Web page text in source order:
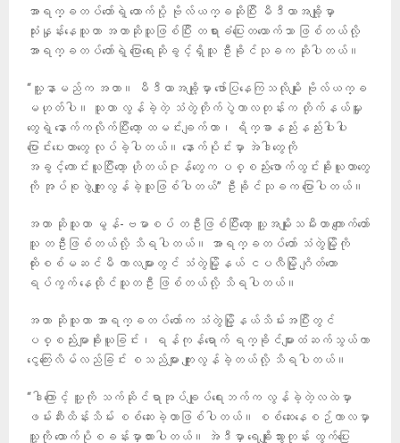
အာရက္ခတပ်တော်ရဲ့ ထောက်ပို့ ဗိုလ်ယက္ခဆိုပြီး မီဒီယာအချို့မှာ
သုံးနှုန်းနေသူဟာ အတာဆိုသူဖြစ်ပြီး တရားခံပြေးတယောက်သာ ဖြစ်တယ်လို့
အာရက္ခတပ်တော်ရဲ့ ပြောရေးဆိုခွင့်ရှိသူ ဦးခိုင်သုခက ဆိုပါတယ်။
“သူ့နာမည်က အတာ။ မီဒီယာအချို့မှာ ဖော်ပြနေကြသလိုမျိုး ဗိုလ်ယက္ခ
မဟုတ်ပါ။ သူဟာ လွန်ခဲ့တဲ့ သံတွဲတိုက်ပွဲကာလတုန်းက တိုက်နယ်မှူး
တွေရဲ့ နောက်ကလိုက်ပြီးတော့ ထမင်းချက်တာ၊ ရိက္ခာနည်းနည်းပါးပါး
ပြောင်းပေးတာတွေ လုပ်ခဲ့ပါတယ်။ နောက်ပိုင်းမှာ အဲဒါတွေကို
အခွင့်ကောင်းယူပြီးတော့ ဟိုတယ်ဇုန်တွေက ပစ္စည်းဖောက်ထွင်းခိုးယူတာတွေ
ကို အုပ်စုဖွဲကျူးလွန်ခဲ့သူဖြစ်ပါတယ်” ဦးခိုင်သုခက ပြောပါတယ်။
အတာ ဆိုသူဟာ မွန်-ဗမာစပ် တဦးဖြစ်ပြီးတော့ သူ့အမျိုးသမီးဟာ ကျောက်တော်
သူ တဦးဖြစ်တယ်လို့ သိရပါတယ်။ အာရက္ခတပ်တော် သံတွဲမြို့ကို
ထိုးစစ်မဆင်မီ ကာလများတွင် သံတွဲမြို့နယ် ငပလီမြို့ ဂျိတ်တော
ရပ်ကွက် နေထိုင်သူတဦး ဖြစ်တယ်လို့ သိရပါတယ်။
အတာ ဆိုသူဟာ အာရက္ခတပ်တော်က သံတွဲမြို့နယ်သိမ်းအပြီးတွင်
ပစ္စည်းမျာခိုးယူခြင်း၊ ရန်ကုန်ရောက် ရက္ခိုင်များထံဆက်သွယ်ကာ
ငွေကြေးလိမ်လည်ခြင်း စသည်များ ကျူးလွန်ခဲ့တယ်လို့ သိရပါတယ်။
“ဒါကြောင့် သူ့ကို သက်ဆိုင်ရာအုပ်ချုပ်ရေးဘက်က လွန်ခဲ့တဲ့လထဲမှာ
ဖမ်းဆီးထိန်းသိမ်း စစ်ဆေးခဲ့တာဖြစ်ပါတယ်။ စစ်ဆေးနေစဉ်ကာလမှာ
သူ့ကို ထောက်ပိုစခန်းမှာထားပါတယ်။ အဲဒီမှာ ရေချိုးသွားတုန်း ထွက်ပြေး